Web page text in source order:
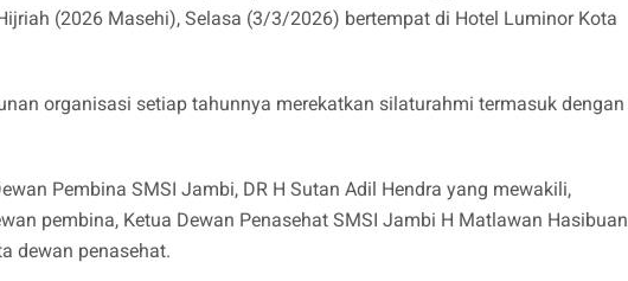
(2026 Masehi), Selasa (3/3/2026) bertempat di Hotel Luminor Kota
organisasi setiap tahunnya merekatkan silaturahmi termasuk dengan
Pembina SMSI Jambi, DR H Sutan Adil Hendra yang mewakili,
pembina, Ketua Dewan Penasehat SMSI Jambi H Matlawan Hasibuan
dewan penasehat.